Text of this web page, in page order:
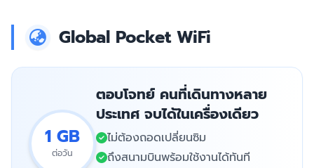
Global Pocket WiFi
1 GB
ต่อวัน
ตอบโจทย์ คนที่เดินทางหลาย
ประเทศ จบได้ในเครื่องเดียว
ไม่ต้องถอดเปลี่ยนซิม
ถึงสนามบินพร้อมใช้งานได้ทันที